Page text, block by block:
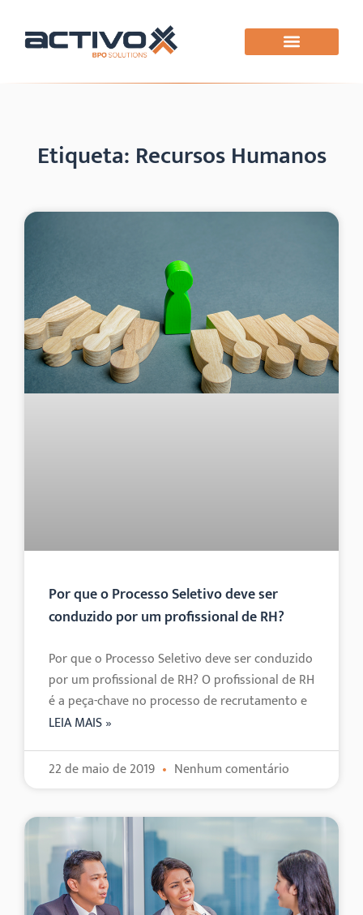
Etiqueta: Recursos Humanos
Por que o Processo Seletivo deve ser
conduzido por um profissional de RH?
Por que o Processo Seletivo deve ser conduzido
por um profissional de RH? O profissional de RH
é a peça-chave no processo de recrutamento e
LEIA MAIS »
22 de maio de 2019 Nenhum comentário